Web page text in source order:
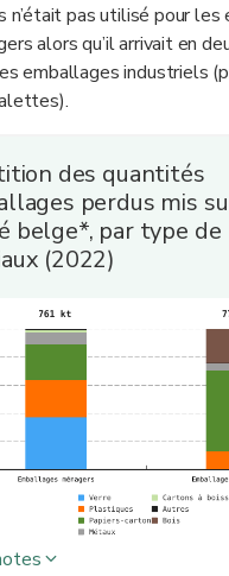
n’était pas utilisé pour les
alors qu’il arrivait en
emballages industriels
des quantités
perdus mis
belge*, par type de
(2022)